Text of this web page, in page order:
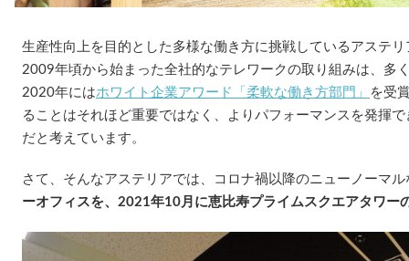
生産性向上を目的とした多様な働き方に挑戦しているアステ
2009年頃から始まった全社的なテレワークの取り組みは、多
2020年にはホワイト企業アワード「柔軟な働き方部門」
を受
ることはそれほど重要ではなく、よりパフォーマンスを発揮
だと考えています。
さて、そんなアステリアでは、コロナ禍以降のニューノーマ
ーオフィスを、2021年10月に恵比寿プライムスクエアタワー